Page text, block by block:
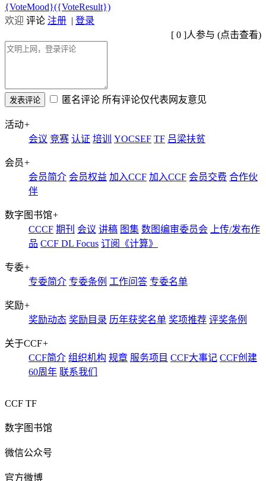
{VoteMood}({VoteResult})
欢迎 评论 注册 | 登录
[ 0 ]人参与 (点击查看)
匿名评论 所有评论仅代表网友意见
活动+
会议 竞赛 认证 培训 YOCSEF TF 吕梁扶贫
会员+
会员简介 会员权益 加入CCF 加入CCF 会员交费 合作伙
伴
数字图书馆+
CCCF 期刊 会议 讲稿 图集 数图编审委员会
上传/发布作
品 CCF DL Focus 订阅《计算》
专委+
专委简介 专委条例 工作问答 专委名单
奖励+
奖励动态 奖励目录 历年获奖名单 奖项推荐 评奖条例
关于CCF+
CCF简介 组织机构 规章 服务项目 CCF大事记 CCF创建
60周年 联系我们
CCF TF
数字图书馆
微信公众号
官方微博